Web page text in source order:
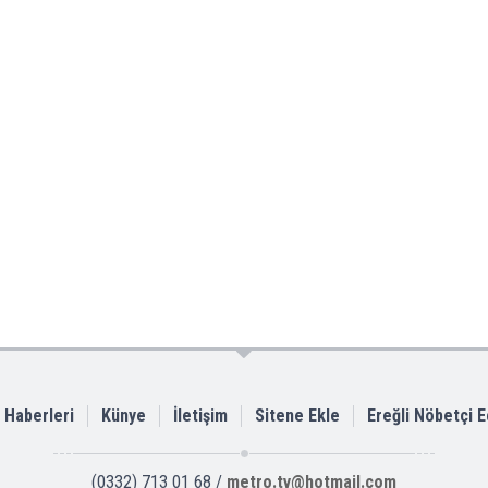
Haberleri Künye İletişim Sitene Ekle Ereğli Nöbetçi
(0332) 713 01 68 / metro.tv@hotmail.com